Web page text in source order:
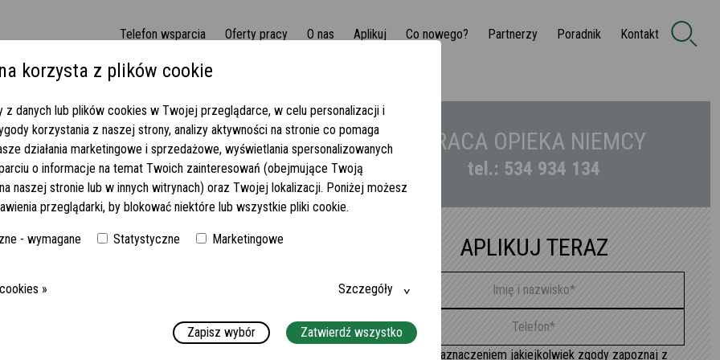
Telefon wsparcia Oferty pracy O nas Aplikuj Co nowego? Partnerzy Poradnik Kontakt
dla kobiety lub mężczyzny! (929-2023)
- OFERTA DLA KOBIETY
SAM, JEST BARDZO SPRAWNY FIZYCZNIE, SPOKOJNY I
PRACA OPIEKA NIEMCY
tel.: 534 934 134
APLIKUJ TERAZ
Przed zaznaczeniem jakiejkolwiek zgody zapoznaj z
korzysta z plików cookie
z danych lub plików cookies w Twojej przeglądarce, w celu personalizacji i
korzystania z naszej strony, analizy aktywności na stronie co pomaga
działania marketingowe i sprzedażowe, wyświetlania spersonalizowanych
o informacje na temat Twoich zainteresowań (obejmujące Twoją
naszej stronie lub w innych witrynach) oraz Twojej lokalizacji. Poniżej możesz
przeglądarki, by blokować niektóre lub wszystkie pliki cookie.
- wymagane Statystyczne Marketingowe
» Szczegóły
Zapisz wybór Zatwierdź wszystko